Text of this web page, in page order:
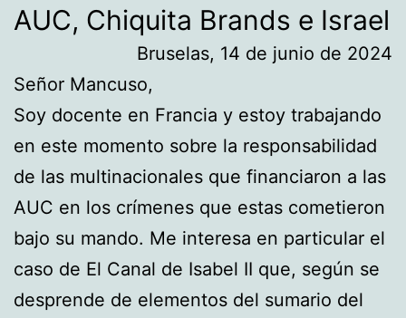
AUC, Chiquita Brands e Israel
Bruselas, 14 de junio de 2024
Señor Mancuso,
Soy docente en Francia y estoy trabajando
en este momento sobre la responsabilidad
de las multinacionales que financiaron a las
AUC en los crímenes que estas cometieron
bajo su mando. Me interesa en particular el
caso de El Canal de Isabel II que, según se
desprende de elementos del sumario del